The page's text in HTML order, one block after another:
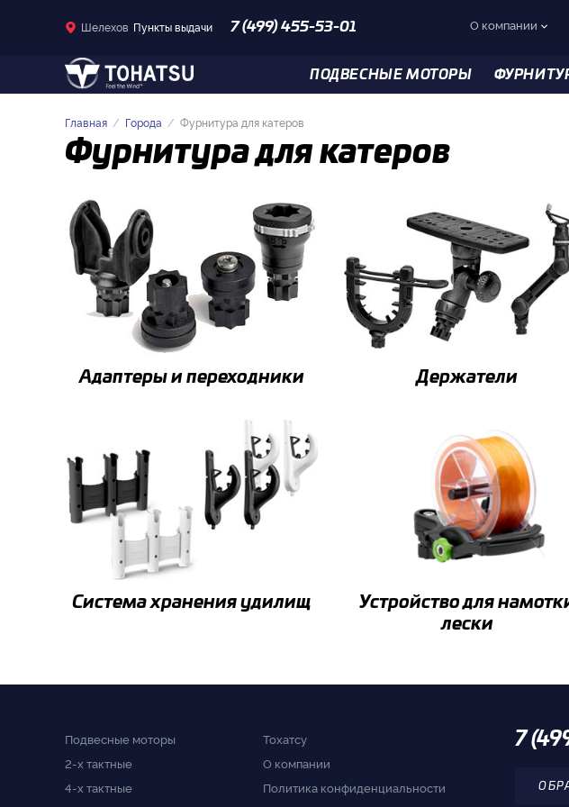
Шелехов Пункты выдачи 7 (499) 455-53-01 О компании
ПОДВЕСНЫЕ МОТОРЫ
Главная Города Фурнитура для катеров
Фурнитура для катеров
Адаптеры и переходники Держатели
Система хранения удилищ
Устройство для
лески
Подвесные моторы
2-x тактные
4-x тактные
Тохатсу
О компании
Политика конфиденциальности
7